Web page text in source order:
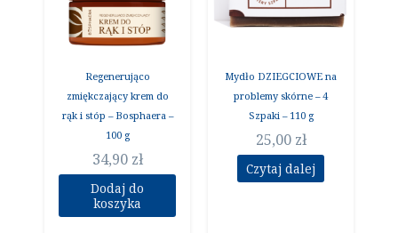
Regenerująco
zmiękczający krem do
rąk i stóp – Bosphaera –
100 g
34,90 zł
Dodaj do
koszyka
Mydło DZIEGCIOWE na
problemy skórne – 4
Szpaki – 110 g
25,00 zł
Czytaj dalej